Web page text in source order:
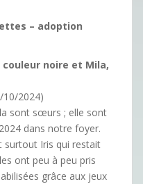
– adoption
noire et Mila,
10/2024)
sont sœurs ; elle sont
dans notre foyer.
surtout Iris qui restait
ont peu à peu pris
grâce aux jeux